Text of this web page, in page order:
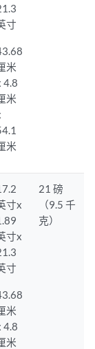
寸
米
4.8
米
米
寸x
寸x
寸
米
4.8
米
21 磅
（9.5 千
克）